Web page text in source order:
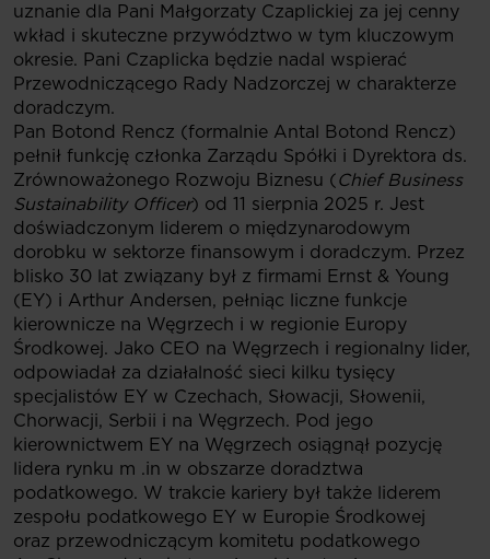
uznanie dla Pani Małgorzaty Czaplickiej za jej cenny
wkład i skuteczne przywództwo w tym kluczowym
okresie. Pani Czaplicka będzie nadal wspierać
Przewodniczącego Rady Nadzorczej w charakterze
doradczym.
Pan Botond Rencz (formalnie Antal Botond Rencz)
pełnił funkcję członka Zarządu Spółki i Dyrektora ds.
Zrównoważonego Rozwoju Biznesu (Chief Business
Sustainability Officer) od 11 sierpnia 2025 r. Jest
doświadczonym liderem o międzynarodowym
dorobku w sektorze finansowym i doradczym. Przez
blisko 30 lat związany był z firmami Ernst & Young
(EY) i Arthur Andersen, pełniąc liczne funkcje
kierownicze na Węgrzech i w regionie Europy
Środkowej. Jako CEO na Węgrzech i regionalny lider,
odpowiadał za działalność sieci kilku tysięcy
specjalistów EY w Czechach, Słowacji, Słowenii,
Chorwacji, Serbii i na Węgrzech. Pod jego
kierownictwem EY na Węgrzech osiągnął pozycję
lidera rynku m .in w obszarze doradztwa
podatkowego. W trakcie kariery był także liderem
zespołu podatkowego EY w Europie Środkowej
oraz przewodniczącym komitetu podatkowego